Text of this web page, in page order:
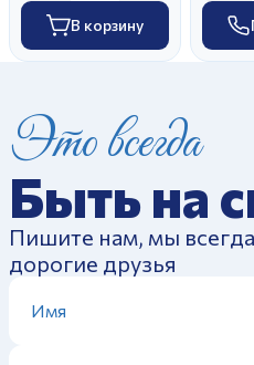
В корзину
Это всегда
Быть на
Пишите нам, мы
дорогие друзья